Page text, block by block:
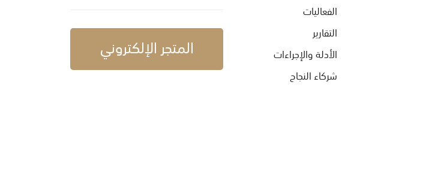
الفعاليات
التقارير
الأدلة والإجراءات
شركاء النجاح
المتجر الإلكتروني